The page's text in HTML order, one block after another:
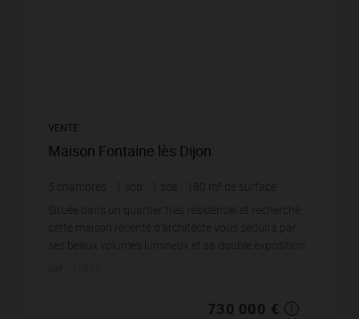
VENTE
Maison Fontaine lès Dijon
5 chambres sdb sde 180 m² de surface
Située dans un quartier très résidentiel et recherché,
cette maison récente d'architecte vous séduira par
ses beaux volumes lumineux et sa double exposition.
730 000 €